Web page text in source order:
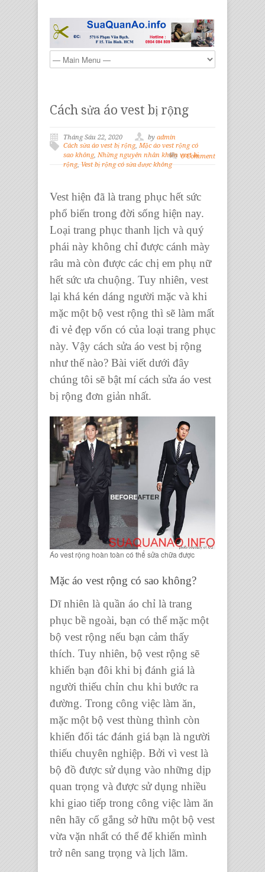
Cách sửa áo vest bị rộng
Tháng Sáu 22, 2020 by admin
Cách sửa áo vest bị rộng, Mặc áo vest rộng có
sao không, Những nguyên nhân khiến vest bị
rộng, Vest bị rộng có sửa được không
0 Comment
Vest hiện đã là trang phục hết sức
phổ biến trong đời sống hiện nay.
Loại trang phục thanh lịch và quý
phái này không chỉ được cánh mày
râu mà còn được các chị em phụ nữ
hết sức ưa chuộng. Tuy nhiên, vest
lại khá kén dáng người mặc và khi
mặc một bộ vest rộng thì sẽ làm mất
đi vẻ đẹp vốn có của loại trang phục
này. Vậy cách sửa áo vest bị rộng
như thế nào? Bài viết dưới đây
chúng tôi sẽ bật mí cách sửa áo vest
bị rộng đơn giản nhất.
Áo vest rộng hoàn toàn có thể sửa chữa được
Mặc áo vest rộng có sao không?
Dĩ nhiên là quần áo chỉ là trang
phục bề ngoài, bạn có thể mặc một
bộ vest rộng nếu bạn cảm thấy
thích. Tuy nhiên, bộ vest rộng sẽ
khiến bạn đôi khi bị đánh giá là
người thiếu chỉn chu khi bước ra
đường. Trong công việc làm ăn,
mặc một bộ vest thùng thình còn
khiến đối tác đánh giá bạn là người
thiếu chuyên nghiệp. Bởi vì vest là
bộ đồ được sử dụng vào những dịp
quan trọng và được sử dụng nhiều
khi giao tiếp trong công việc làm ăn
nên hãy cố gắng sở hữu một bộ vest
vừa vặn nhất có thể để khiến mình
trở nên sang trọng và lịch lãm.